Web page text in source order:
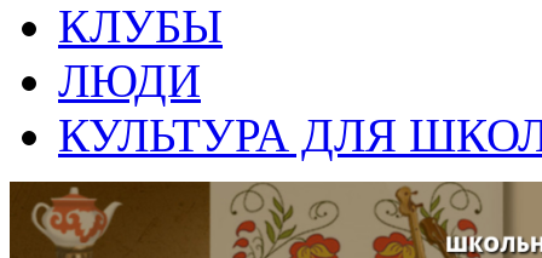
КЛУБЫ
ЛЮДИ
КУЛЬТУРА ДЛЯ